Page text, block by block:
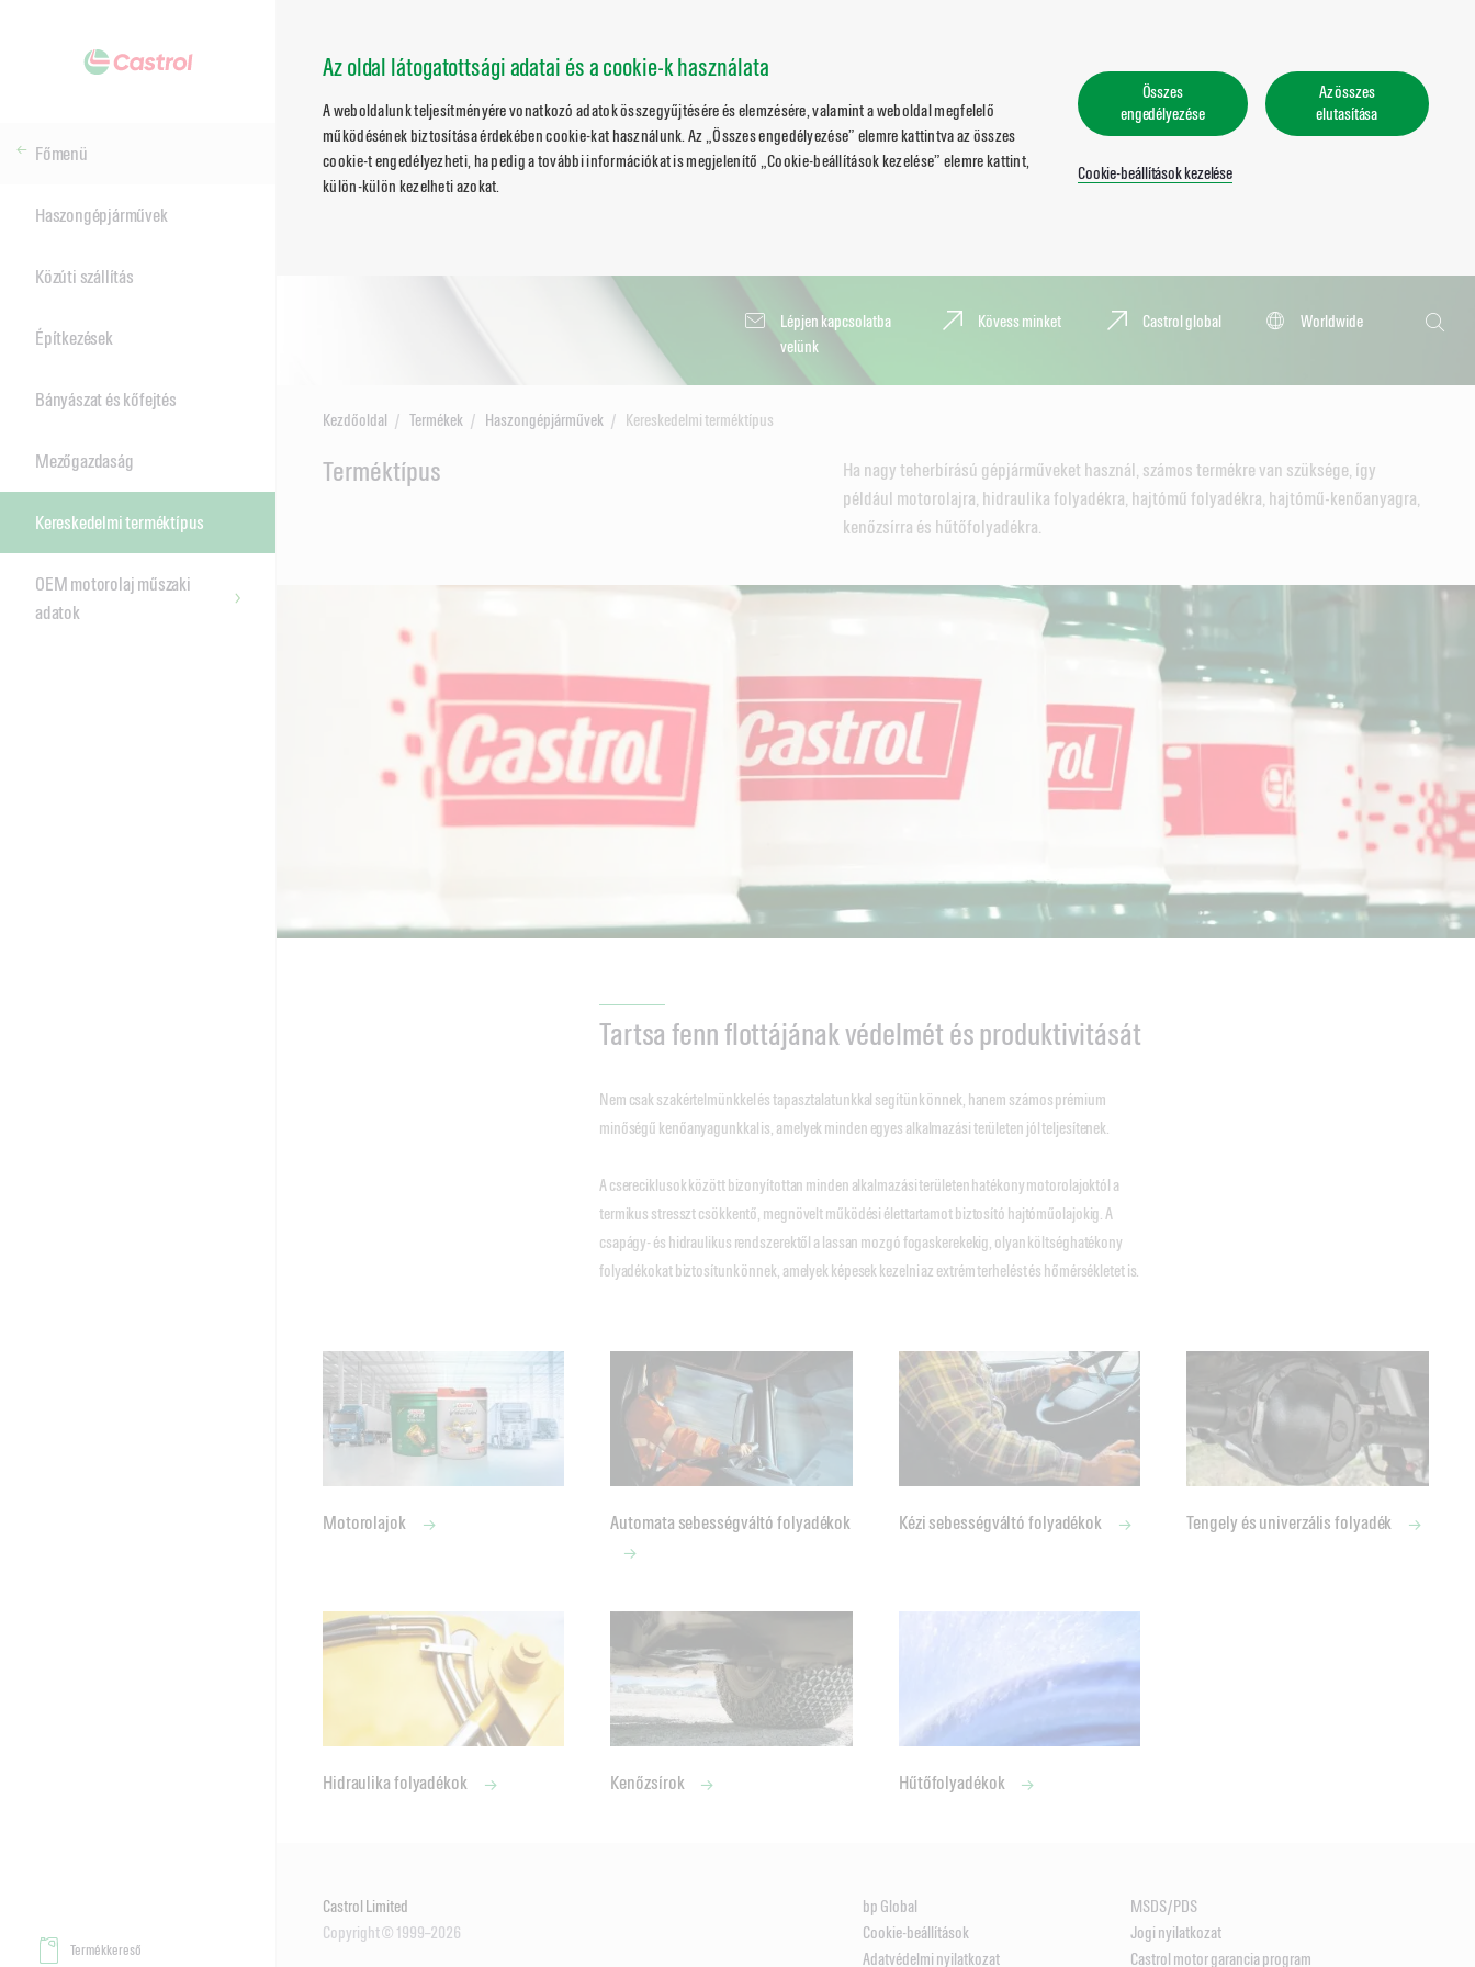
Az oldal látogatottsági adatai és a cookie-k használata
A weboldalunk teljesítményére vonatkozó adatok összegyűjtésére és elemzésére, valamint a weboldal megfelelő
működésének biztosítása érdekében cookie-kat használunk. Az „Összes engedélyezése” elemre kattintva az összes
cookie-t engedélyezheti, ha pedig a további információkat is megjelenítő „Cookie-beállítások kezelése” elemre kattint,
külön-külön kezelheti azokat.
Összes
engedélyezése
Az összes
elutasítása
Cookie-beállítások kezelése
Lépjen kapcsolatba
velünk
Kövess minket Castrol global
Worldwide
Keresés
Főmenü
Haszongépjárművek
Közúti szállítás
Építkezések
Bányászat és kőfejtés
Mezőgazdaság
Kereskedelmi terméktípus
OEM motorolaj műszaki
adatok
Termékkereső
Kezdőoldal Termékek Haszongépjárművek Kereskedelmi terméktípus
Terméktípus
Ha nagy teherbírású gépjárműveket használ, számos termékre van szüksége, így
például motorolajra, hidraulika folyadékra, hajtómű folyadékra, hajtómű-kenőanyagra,
kenőzsírra és hűtőfolyadékra.
Tartsa fenn flottájának védelmét és produktivitását
Nem csak szakértelmünkkel és tapasztalatunkkal segítünk önnek, hanem számos prémium
minőségű kenőanyagunkkal is, amelyek minden egyes alkalmazási területen jól teljesítenek.
A csereciklusok között bizonyítottan minden alkalmazási területen hatékony motorolajoktól a
termikus stresszt csökkentő, megnövelt működési élettartamot biztosító hajtóműolajokig. A
csapágy- és hidraulikus rendszerektől a lassan mozgó fogaskerekekig, olyan költséghatékony
folyadékokat biztosítunk önnek, amelyek képesek kezelni az extrém terhelést és hőmérsékletet is.
Motorolajok Automata sebességváltó folyadékok Kézi sebességváltó folyadékok Tengely és univerzális folyadék
Hidraulika folyadékok Kenőzsírok Hűtőfolyadékok
Castrol Limited
Copyright © 1999–2026
bp Global
MSDS/PDS
Cookie-beállítások
Jogi nyilatkozat
Adatvédelmi nyilatkozat
Castrol motor garancia program